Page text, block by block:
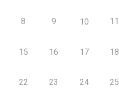
8 9 10 11
15 16 17 18
22 23 24 25